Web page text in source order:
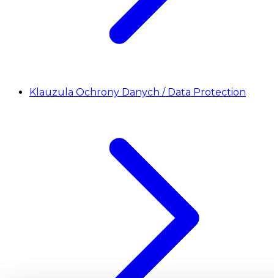
Klauzula Ochrony Danych / Data Protection